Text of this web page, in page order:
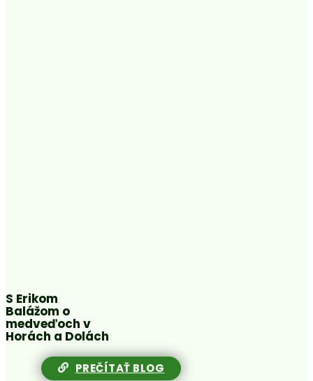
S Erikom
Balážom o
medveďoch v
Horách a Dolách
PREČÍTAŤ BLOG